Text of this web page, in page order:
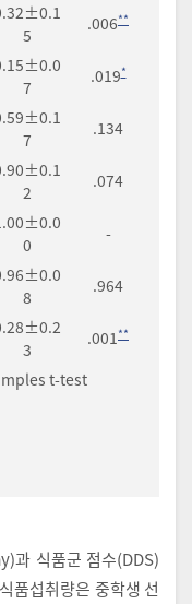
5
.006**
7
.019*
7
.134
2
.074
0
-
8
.964
3
.001 **
t-test
과 식품군 점수(DDS)
품섭취량은 중학생 선